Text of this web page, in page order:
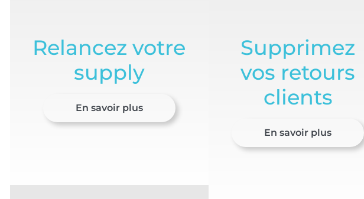
Relancez votre
supply
En savoir plus
Supprimez
vos retours
clients
En savoir plus